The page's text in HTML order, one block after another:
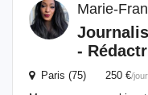
Marie-
-
Paris (75) 250 €/jour